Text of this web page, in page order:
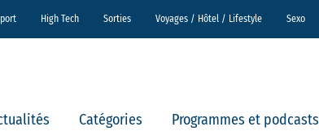
High Tech Sorties Voyages / Hôtel / Lifestyle Sexo
Catégories Programmes et podcasts